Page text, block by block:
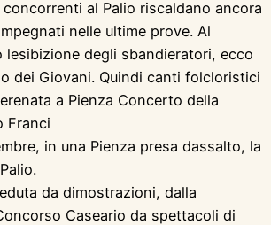
al Palio riscaldano ancora
nelle ultime prove. Al
degli sbandieratori, ecco
dei Giovani. Quindi canti folcloristici
a Pienza Concerto della
Franci
in una Pienza presa dassalto, la
da dimostrazioni, dalla
Caseario da spettacoli di